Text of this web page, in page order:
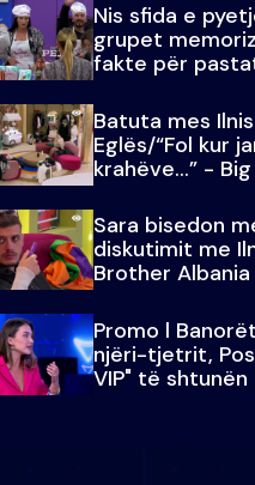
Nis sfida e
grupet
fakte për
Batuta mes
Eglës/“Fol kur
krahëve…” -
VIP 3
Sara bisedon
diskutimit me
Brother Albania
Promo l
njëri-tjetrit,
VIP" të shtunën